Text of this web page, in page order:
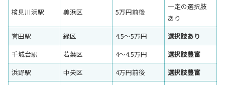
検見川浜駅 美浜区 5万円前後
一定の選択肢
あり
誉田駅
緑区 4.5〜5万円
選択肢あり
千城台駅
若葉区 4〜4.5万円
選択肢豊富
浜野駅
中央区 4万円前後 選択肢豊富